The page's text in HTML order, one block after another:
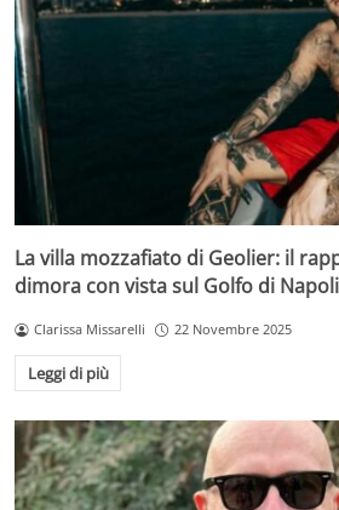
La villa mozzafiato di Geolier: il
dimora con vista sul Golfo di Napoli
Clarissa Missarelli 22 Novembre 2025
Leggi di più